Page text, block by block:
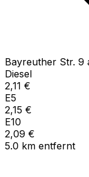
Bayreuther Str. 9
Diesel
2,11 €
E5
2,15 €
E10
2,09 €
5.0 km entfernt